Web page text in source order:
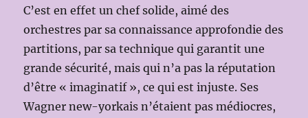
C’est en effet un chef solide, aimé des
orchestres par sa connaissance approfondie des
partitions, par sa technique qui garantit une
grande sécurité, mais qui n’a pas la réputation
d’être « imaginatif », ce qui est injuste. Ses
Wagner new-yorkais n’étaient pas médiocres,